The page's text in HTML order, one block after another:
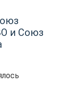
и Союз